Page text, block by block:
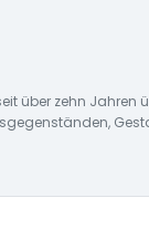
über zehn Jahren